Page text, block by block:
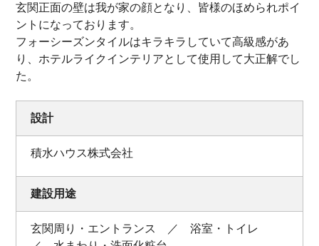
玄関正面の壁は我が家の顔となり、皆様のほめられポイ
ントになっております。
フォーシーズンタイルはキラキラしていて高級感があ
り、ホテルライクインテリアとして使用して大正解でし
た。
設計
積水ハウス株式会社
建設用途
玄関周り・エントランス ／ 浴室・トイレ